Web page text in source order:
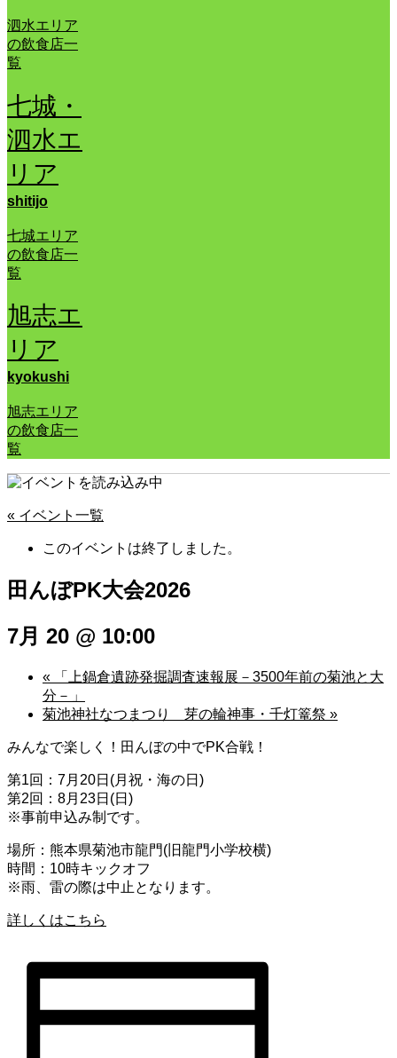
泗水エリア
の飲食店一
覧
七城・
泗水エ
リア
shitijo
七城エリア
の飲食店一
覧
旭志エ
リア
kyokushi
旭志エリア
の飲食店一
覧
« イベント一覧
このイベントは終了しました。
田んぼPK大会2026
7月 20 @ 10:00
« 「上鍋倉遺跡発掘調査速報展－3500年前の菊池と大
分－」
菊池神社なつまつり 芽の輪神事・千灯篭祭 »
みんなで楽しく！田んぼの中でPK合戦！
第1回：7月20日(月祝・海の日)
第2回：8月23日(日)
※事前申込み制です。
場所：熊本県菊池市龍門(旧龍門小学校横)
時間：10時キックオフ
※雨、雷の際は中止となります。
詳しくはこちら